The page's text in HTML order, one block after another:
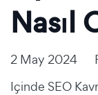
Nasıl
2 May 2024
Içinde SEO